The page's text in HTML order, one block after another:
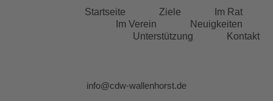
Startseite Ziele
Im Rat
Im Verein
Neuigkeiten
Unterstützung
Kontakt
info@cdw-wallenhorst.de